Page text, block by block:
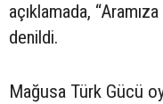
açıklamada,
denildi.
Mağusa Türk Gücü